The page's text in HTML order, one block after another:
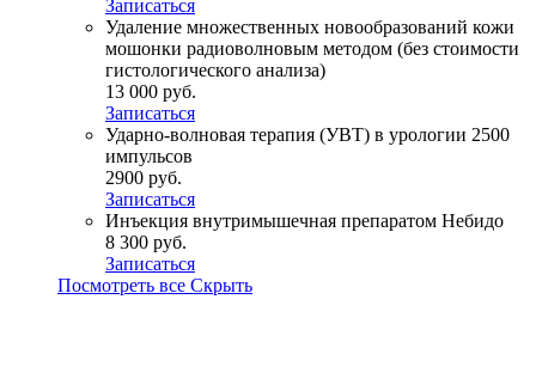
Записаться
Удаление множественных новообразований кожи
мошонки радиоволновым методом (без стоимости
гистологического анализа)
13 000 руб.
Записаться
Ударно-волновая терапия (УВТ) в урологии 2500
импульсов
2900 руб.
Записаться
Инъекция внутримышечная препаратом Небидо
8 300 руб.
Записаться
Посмотреть все Скрыть